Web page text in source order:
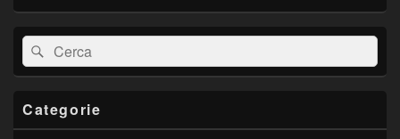
Area
widget
barra
Cerca:Cerca
Categorie